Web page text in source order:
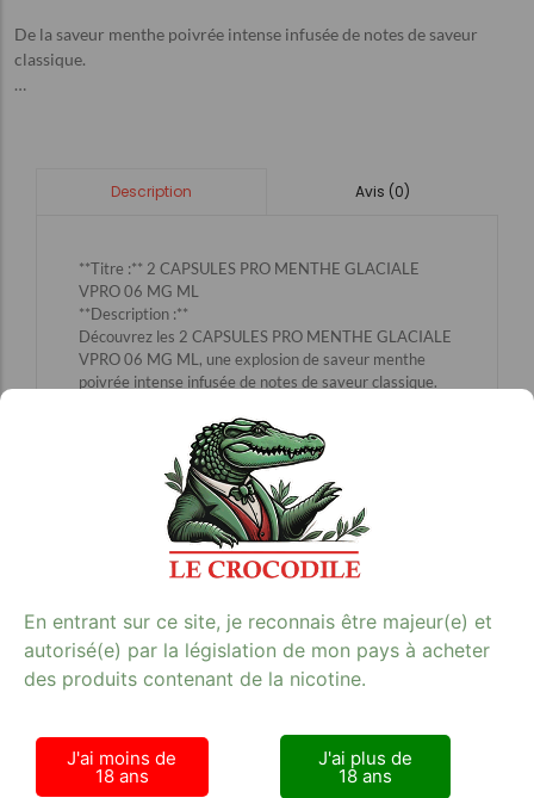
De la saveur menthe poivrée intense infusée de notes de saveur
classique.
…
Description Avis (0)
**Titre :** 2 CAPSULES PRO MENTHE GLACIALE
VPRO 06 MG ML
**Description :**
Découvrez les 2 CAPSULES PRO MENTHE GLACIALE
VPRO 06 MG ML, une explosion de saveur menthe
poivrée intense infusée de notes de saveur classique.
puissantes, ces capsules offrent une expérience vaping
de qualité supérieure. Idéales pour votre e-cigarette,
elles garantissent une satisfaction maximale avec
chaque bouffée. Profitez d’un tabac de qualité sans
compromis grâce à ces capsules conçues pour les
utilisateurs exigeants. Retrouvez-les dès maintenant
sur notre site et plongez dans un monde de fraîcheur
**Mots-clés :** e-cigarette, tabac, qualité
En entrant sur ce site, je reconnais être majeur(e) et
autorisé(e) par la législation de mon pays à acheter
des produits contenant de la nicotine.
J'ai moins de
18 ans
J'ai plus de
18 ans